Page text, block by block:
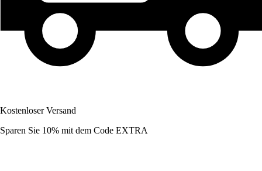
Kostenloser Versand
Sparen Sie 10% mit dem Code EXTRA